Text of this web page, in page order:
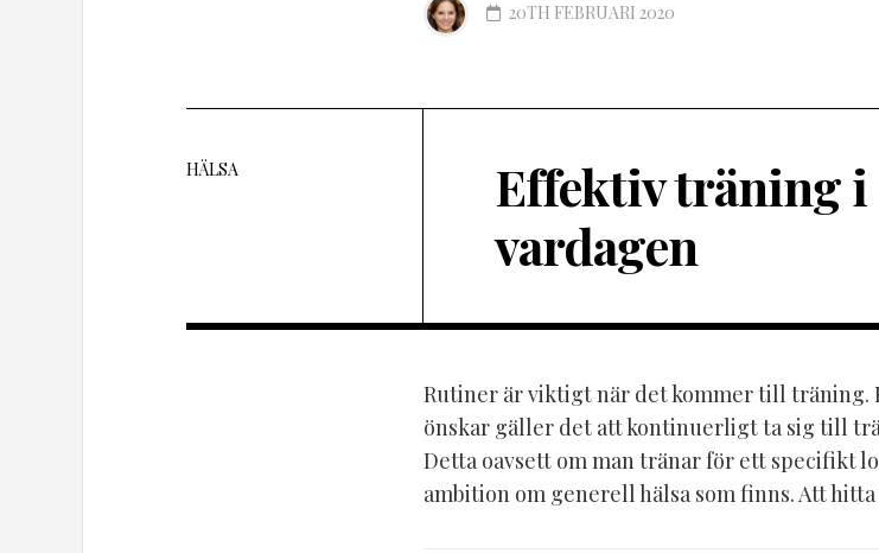
20TH FEBRUARI 2020
HÄLSA
Effektiv träning i
vardagen
Rutiner är viktigt när det kommer till träning.
önskar gäller det att kontinuerligt ta sig till
Detta oavsett om man tränar för ett specifikt
ambition om generell hälsa som finns. Att